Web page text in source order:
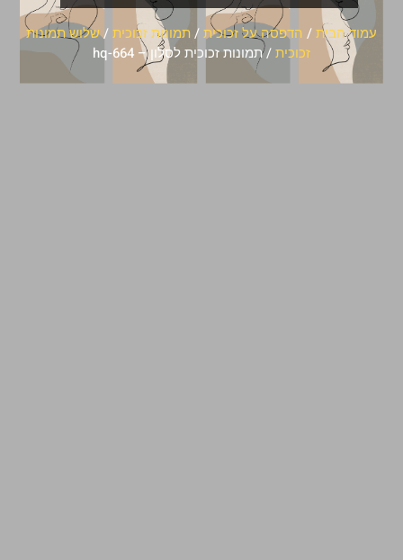
עמוד הבית/ הדפסה על זכוכית/ תמונות זכוכית/שלוש תמונות
זכוכית/ תמונות זכוכית לסלון – hq-664